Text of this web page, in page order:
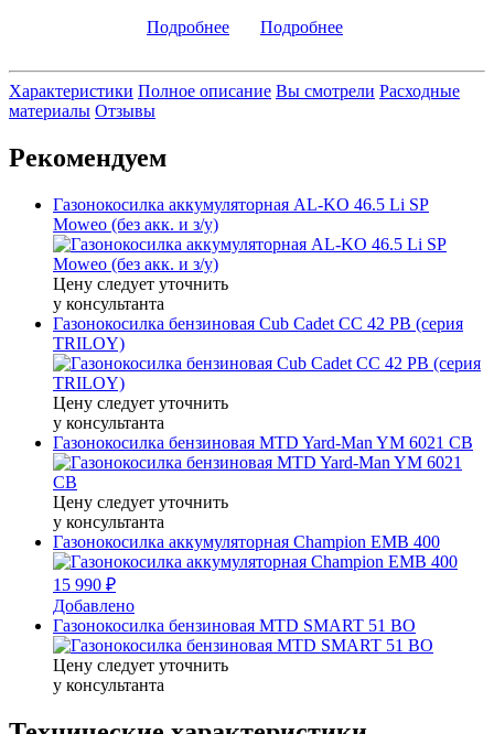
Подробнее
Подробнее
Характеристики Полное описание Вы смотрели Расходные
материалы Отзывы
Рекомендуем
Газонокосилка аккумуляторная AL-KO 46.5 Li SP
Moweo (без акк. и з/у)
Цену следует уточнить
у консультанта
Газонокосилка бензиновая Cub Cadet CC 42 PB (серия
TRILOY)
Цену следует уточнить
у консультанта
Газонокосилка бензиновая MTD Yard-Man YM 6021 CB
Цену следует уточнить
у консультанта
Газонокосилка аккумуляторная Champion EMB 400
15 990 ₽
Добавлено
Газонокосилка бензиновая MTD SMART 51 BO
Цену следует уточнить
у консультанта